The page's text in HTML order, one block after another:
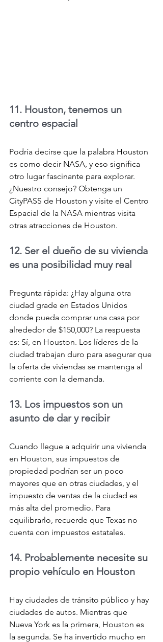
11. Houston, tenemos un
centro espacial
Podría decirse que la palabra Houston
es como decir NASA, y eso significa
otro lugar fascinante para explorar.
¿Nuestro consejo? Obtenga un
CityPASS de Houston y visite el Centro
Espacial de la NASA mientras visita
otras atracciones de Houston.
12. Ser el dueño de su vivienda
es una posibilidad muy real
Pregunta rápida: ¿Hay alguna otra
ciudad grade en Estados Unidos
donde pueda comprar una casa por
alrededor de $150,000? La respuesta
es: Sí, en Houston. Los líderes de la
ciudad trabajan duro para asegurar que
la oferta de viviendas se mantenga al
corriente con la demanda.
13. Los impuestos son un
asunto de dar y recibir
Cuando llegue a adquirir una vivienda
en Houston, sus impuestos de
propiedad podrían ser un poco
mayores que en otras ciudades, y el
impuesto de ventas de la ciudad es
más alta del promedio. Para
equilibrarlo, recuerde que Texas no
cuenta con impuestos estatales.
14. Probablemente necesite su
propio vehículo en Houston
Hay ciudades de tránsito público y hay
ciudades de autos. Mientras que
Nueva York es la primera, Houston es
la segunda. Se ha invertido mucho en